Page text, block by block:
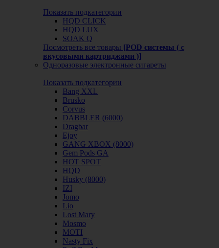
Показать подкатегории
HQD CLICK
HQD LUX
SOAK Q
Посмотреть все товары [POD системы ( с
вкусовыми картриджами )]
Одноразовые электронные сигареты
Показать подкатегории
Bang XXL
Brusko
Corvus
DABBLER (6000)
Dragbar
Ejoy
GANG XBOX (8000)
Gem Pods GA
HOT SPOT
HQD
Husky (8000)
IZI
Jomo
Lio
Lost Mary
Mosmo
MOTI
Nasty Fix